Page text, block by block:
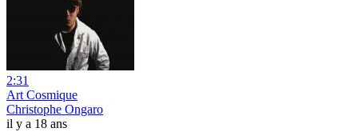
2:31
Art Cosmique
Christophe Ongaro
il y a 18 ans